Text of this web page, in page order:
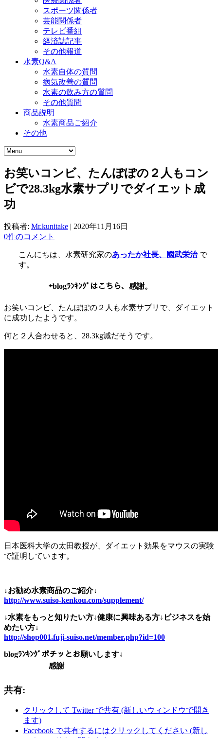
スポーツ関係者
芸能関係者
テレビ番組
経済誌記事
その他報道
水素Q&A
水素自体の質問
病気改善の質問
水素の飲み方の質問
その他質問
商品説明
水素商品ご紹介
その他
お笑いコンビ、たんぽぽの２人もコン
ビで28.3kg水素サプリでダイエット成
功
投稿者: Mr.kunitake | 2020年11月16日
0件のコメント
こんにちは、水素研究家のあったか社長、國武栄治で
す。
⇦blogﾗﾝｷﾝｸﾞはこちら、感謝。
お笑いコンビ、たんぽぽの２人も水素サプリで、ダイエット
に成功したようです。
何と２人合わせると、28.3kg減だそうです。
日本医科大学の太田教授が、ダイエット効果をマウスの実験
で証明しています。
↓お勧め水素商品のご紹介↓
http://www.suiso-kenkou.com/supplement/
↓水素をもっと知りたい方↓健康に興味ある方↓ビジネスを始
めたい方↓
http://shop001.fuji-suiso.net/member.php?id=100
blogﾗﾝｷﾝｸﾞポチッとお願いします↓
感謝
共有:
クリックして Twitter で共有 (新しいウィンドウで開き
ます)
Facebook で共有するにはクリックしてください (新し